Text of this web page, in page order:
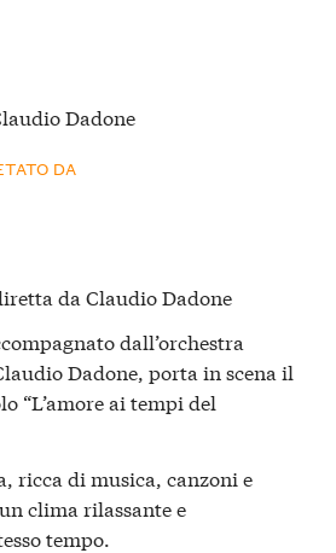
Dadone
DA
da Claudio Dadone
dall’orchestra
Dadone, porta in scena il
“L’amore ai tempi del
ricca di musica, canzoni e
clima rilassante e
tempo.